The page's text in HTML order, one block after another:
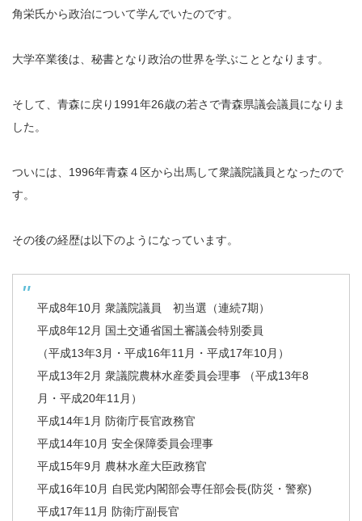
角栄氏から政治について学んでいたのです。
大学卒業後は、秘書となり政治の世界を学ぶこととなります。
そして、青森に戻り1991年26歳の若さで青森県議会議員になりま
した。
ついには、1996年青森４区から出馬して衆議院議員となったので
す。
その後の経歴は以下のようになっています。
平成8年10月 衆議院議員 初当選（連続7期）
平成8年12月 国土交通省国土審議会特別委員
（平成13年3月・平成16年11月・平成17年10月）
平成13年2月 衆議院農林水産委員会理事 （平成13年8
月・平成20年11月）
平成14年1月 防衛庁長官政務官
平成14年10月 安全保障委員会理事
平成15年9月 農林水産大臣政務官
平成16年10月 自民党内閣部会専任部会長(防災・警察)
平成17年11月 防衛庁副長官